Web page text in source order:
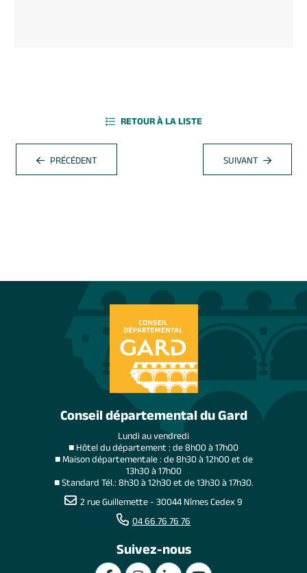
PRÉCÉDENT
RETOUR À LA LISTE
SUIVANT
Conseil départemental du Gard
Lundi au vendredi
■ Hôtel du département : de 8h00 à 17h00
■ Maison départementale : de 8h30 à 12h00 et de
13h30 à 17h00
■ Standard Tél.: 8h30 à 12h30 et de 13h30 à 17h30.
2 rue Guillemette - 30044 Nîmes Cedex 9
04 66 76 76 76
Suivez-nous